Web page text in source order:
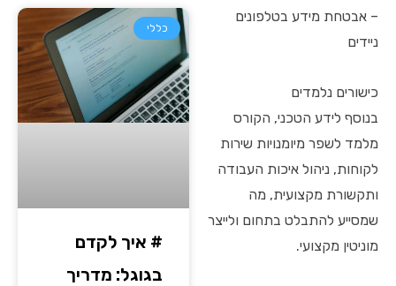
– אבטחת מידע בטלפונים
ניידים
כישורים נלמדים
בנוסף לידע הטכני, הקורס
מלמד לשפר מיומנויות שירות
לקוחות, ניהול איכות העבודה
ותקשורת מקצועית, מה
שמסייע להתבלט בתחום ולייצר
מוניטין מקצועי.
כללי
# איך לקדם
בגוגל: מדריך